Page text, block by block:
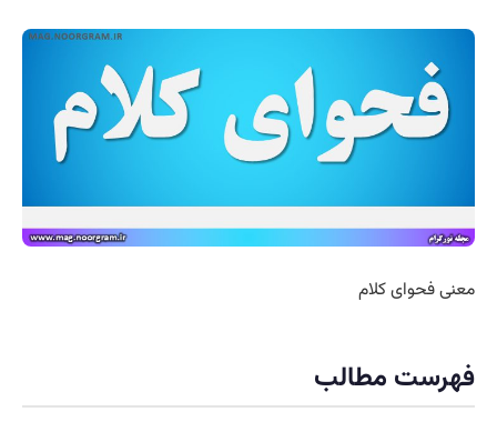
معنی فحوای کلام
فهرست مطالب